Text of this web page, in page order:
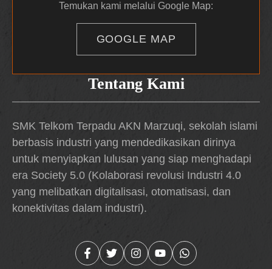
Tentang Kami
SMK Telkom Terpadu AKN Marzuqi, sekolah islami
berbasis industri yang mendedikasikan dirinya
untuk menyiapkan lulusan yang siap menghadapi
era Society 5.0 (Kolaborasi revolusi Industri 4.0
yang melibatkan digitalisasi, otomatisasi, dan
konektivitas dalam industri).
Temukan kami melalui Google Map:
GOOGLE MAP